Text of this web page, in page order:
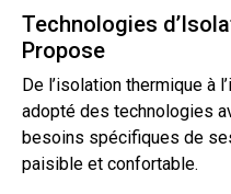
Technologies
Propose
De l’isolation thermique à
adopté des technologies
besoins spécifiques de
paisible et confortable.